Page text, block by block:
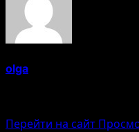
olga
Перейти на сайт